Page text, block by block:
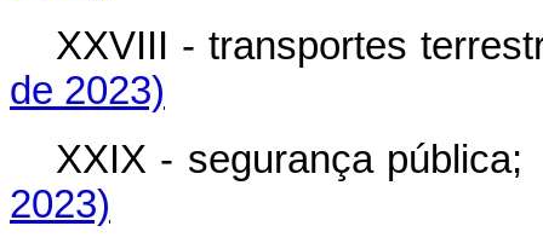
XXVIII - transportes
de 2023)
XXIX - segurança
2023)